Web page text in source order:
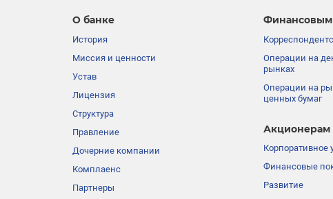
О банке
История
Миссия и ценности
Устав
Лицензия
Структура
Правление
Дочерние компании
Комплаенс
Партнеры
Финансовым
Операции на
рынках
Операции на
ценных бумаг
Акционерам
Корпоративное
Финансовые
Развитие